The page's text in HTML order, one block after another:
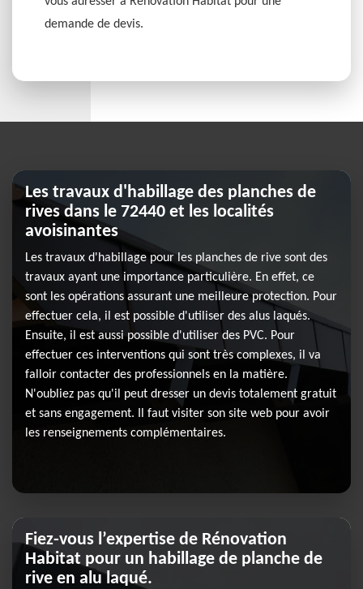
demande de devis.
Les travaux d'habillage des planches de
rives dans le 72440 et les localités
avoisinantes
Les travaux d'habillage pour les planches de rive sont des
travaux ayant une importance particulière. En effet, ce
sont les opérations assurant une meilleure protection. Pour
effectuer cela, il est possible d'utiliser des alus laqués.
Ensuite, il est aussi possible d'utiliser des PVC. Pour
effectuer ces interventions qui sont très complexes, il va
falloir contacter des professionnels en la matière.
N'oubliez pas qu'il peut dresser un devis totalement gratuit
et sans engagement. Il faut visiter son site web pour avoir
les renseignements complémentaires.
Fiez-vous l’expertise de Rénovation
Habitat pour un habillage de planche de
rive en alu laqué.